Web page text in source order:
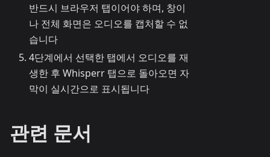
반드시 브라우저 탭이어야 하며, 창이
나 전체 화면은 오디오를 캡처할 수 없
습니다
4단계에서 선택한 탭에서 오디오를 재
생한 후 Whisperr 탭으로 돌아오면 자
막이 실시간으로 표시됩니다
관련 문서